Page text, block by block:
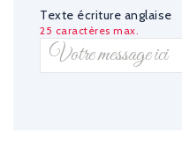
Texte écriture anglaise
25 caractères max.